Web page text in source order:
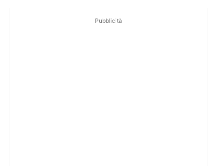
Pubblicità